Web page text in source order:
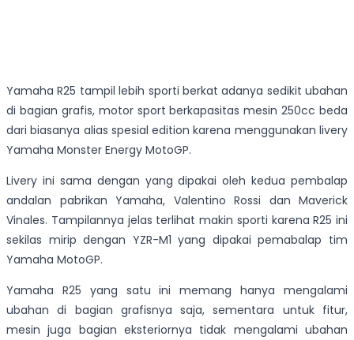
Yamaha R25 tampil lebih sporti berkat adanya sedikit ubahan
di bagian grafis, motor sport berkapasitas mesin 250cc beda
dari biasanya alias spesial edition karena menggunakan livery
Yamaha Monster Energy MotoGP.
Livery ini sama dengan yang dipakai oleh kedua pembalap
andalan pabrikan Yamaha, Valentino Rossi dan Maverick
Vinales. Tampilannya jelas terlihat makin sporti karena R25 ini
sekilas mirip dengan YZR-M1 yang dipakai pemabalap tim
Yamaha MotoGP.
Yamaha R25 yang satu ini memang hanya mengalami
ubahan di bagian grafisnya saja, sementara untuk fitur,
mesin juga bagian eksteriornya tidak mengalami ubahan